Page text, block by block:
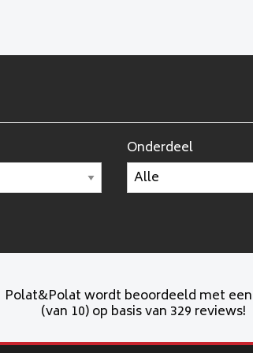
Onderdeel
Polat&Polat wordt beoordeeld met een
(van 10) op basis van 329 reviews!